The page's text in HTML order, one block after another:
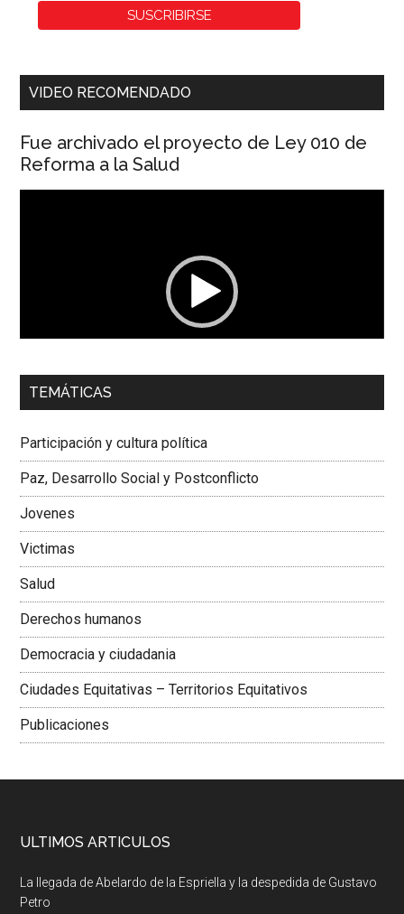
VIDEO RECOMENDADO
Fue archivado el proyecto de Ley 010 de
Reforma a la Salud
00:00 01:04
Dra. Carolina Corcho Mejía,Presidenta Corporación
Colombiana
TEMÁTICAS
Participación y cultura política
Paz, Desarrollo Social y Postconflicto
Jovenes
Victimas
Salud
Derechos humanos
Democracia y ciudadania
Ciudades Equitativas – Territorios Equitativos
Publicaciones
ULTIMOS ARTICULOS
La llegada de Abelardo de la Espriella y la despedida de Gustavo
Petro